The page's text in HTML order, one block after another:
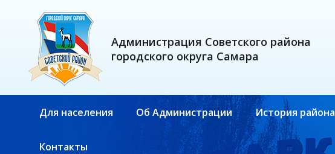
Администрация Советского района
городского округа Самара
Для населения Об Администрации История района
Контакты